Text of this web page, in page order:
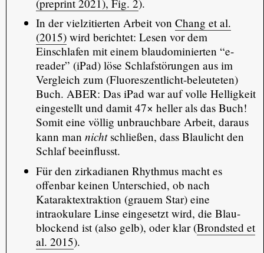
(preprint 2021), Fig. 2).
In der vielzitierten Arbeit von Chang et al.
(2015)wird berichtet: Lesen vor dem
Einschlafen mit einem blaudominierten “e-
reader” (iPad) löse Schlafstörungen aus im
Vergleich zum (Fluoreszentlicht-beleuteten)
Buch. ABER: Das iPad war auf volle Helligkeit
eingestellt und damit 47× heller als das Buch!
Somit eine völlig unbrauchbare Arbeit, daraus
kann man nichtschließen, dass Blaulicht den
Schlaf beeinflusst.
Für den zirkadianen Rhythmus macht es
offenbar keinen Unterschied, ob nach
Kataraktextraktion (grauem Star) eine
intraokulare Linse eingesetzt wird, die Blau-
blockend ist (also gelb), oder klar (Brondsted et
al. 2015).